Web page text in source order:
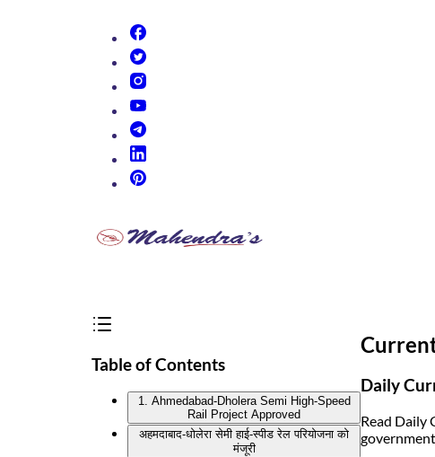
Table of Contents
1. Ahmedabad-Dholera Semi High-Speed
Rail Project Approved
अहमदाबाद-धोलेरा सेमी हाई-स्पीड रेल परियोजना को
मंजूरी
Daily
Read Daily
government